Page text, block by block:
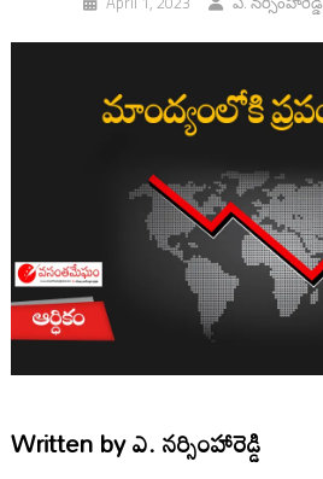
Written byఎ. నర్సింహారెడ్డి